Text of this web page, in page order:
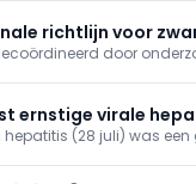
richtlijn voor
door
groeiende
ernstige virale
hepatitis (28 juli) was